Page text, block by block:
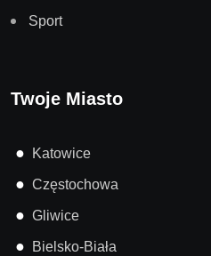
Sport
Twoje Miasto
● Katowice
● Częstochowa
● Gliwice
● Bielsko-Biała